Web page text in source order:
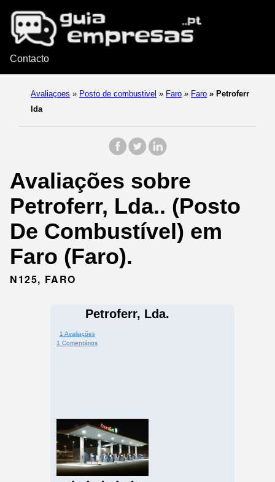
Contacto
Avaliaçoes » Posto de combustivel » Faro » Faro » Petroferr
lda
Avaliações sobre
Petroferr, Lda.. (Posto
De Combustível) em
Faro (Faro).
N125, FARO
Petroferr, Lda.
1 Avaliações
1 Comentários